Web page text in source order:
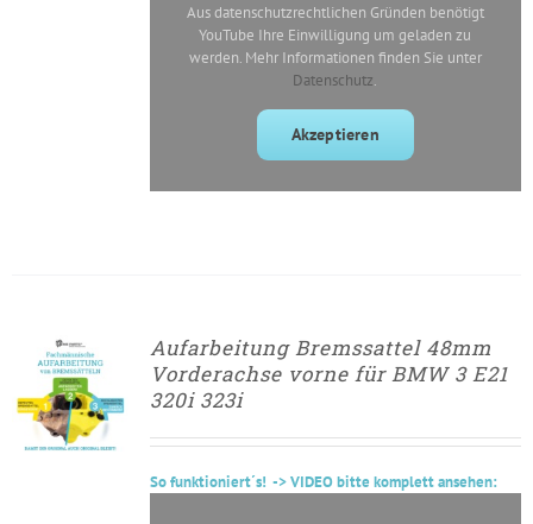
Aus datenschutzrechtlichen Gründen benötigt
YouTube Ihre Einwilligung um geladen zu
werden. Mehr Informationen finden Sie unter
Datenschutz.
Akzeptieren
► ZUM
AUFARBEITUNGSANTRAG
/
DETAILS
Aufarbeitung Bremssattel 48mm
Vorderachse vorne für BMW 3 E21
320i 323i
Sofunktioniert´s! -> VIDEO bitte komplett ansehen: